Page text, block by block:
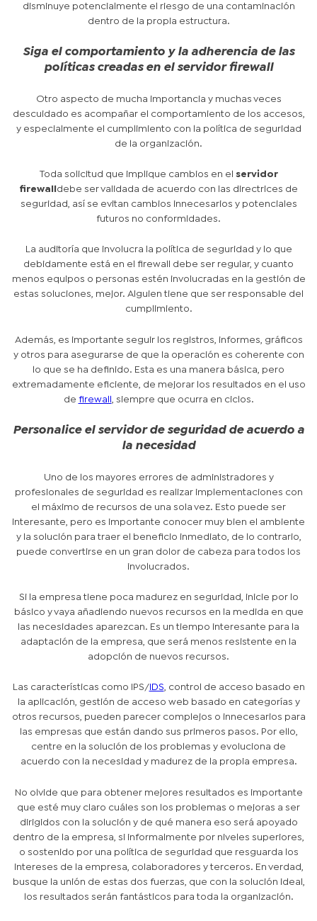
disminuye potencialmente el riesgo de una contaminación
dentro de la propia estructura.
Siga el comportamiento y la adherencia de las
políticas creadas en el servidor firewall
Otro aspecto de mucha importancia y muchas veces
descuidado es acompañar el comportamiento de los accesos,
y especialmente el cumplimiento con la política de seguridad
de la organización.
Toda solicitud que implique cambios en el servidor
firewall debe ser validada de acuerdo con las directrices de
seguridad, así se evitan cambios innecesarios y potenciales
futuros no conformidades.
La auditoría que involucra la política de seguridad y lo que
debidamente está en el firewall debe ser regular, y cuanto
menos equipos o personas estén involucradas en la gestión de
estas soluciones, mejor. Alguien tiene que ser responsable del
cumplimiento.
Además, es importante seguir los registros, informes, gráficos
y otros para asegurarse de que la operación es coherente con
lo que se ha definido. Esta es una manera básica, pero
extremadamente eficiente, de mejorar los resultados en el uso
de firewall , siempre que ocurra en ciclos.
Personalice el servidor de seguridad de acuerdo a
la necesidad
Uno de los mayores errores de administradores y
profesionales de seguridad es realizar implementaciones con
el máximo de recursos de una sola vez. Esto puede ser
interesante, pero es importante conocer muy bien el ambiente
y la solución para traer el beneficio inmediato, de lo contrario,
puede convertirse en un gran dolor de cabeza para todos los
involucrados.
Si la empresa tiene poca madurez en seguridad, inicie por lo
básico y vaya añadiendo nuevos recursos en la medida en que
las necesidades aparezcan. Es un tiempo interesante para la
adaptación de la empresa, que será menos resistente en la
adopción de nuevos recursos.
Las características como IPS/ IDS , control de acceso basado en
la aplicación, gestión de acceso web basado en categorías y
otros recursos, pueden parecer complejos o innecesarios para
las empresas que están dando sus primeros pasos. Por ello,
centre en la solución de los problemas y evoluciona de
acuerdo con la necesidad y madurez de la propia empresa.
No olvide que para obtener mejores resultados es importante
que esté muy claro cuáles son los problemas o mejoras a ser
dirigidos con la solución y de qué manera eso será apoyado
dentro de la empresa, si informalmente por niveles superiores,
o sostenido por una política de seguridad que resguarda los
intereses de la empresa, colaboradores y terceros. En verdad,
busque la unión de estas dos fuerzas, que con la solución ideal,
los resultados serán fantásticos para toda la organización.